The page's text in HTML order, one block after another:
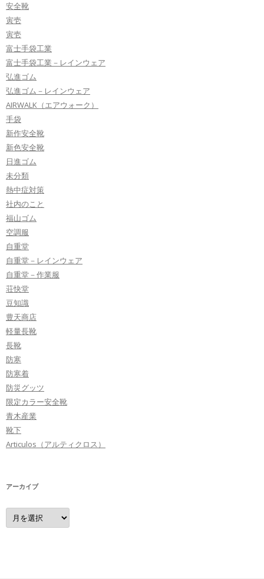
安全靴
寅壱
寅壱
富士手袋工業
富士手袋工業－レインウェア
弘進ゴム
弘進ゴム－レインウェア
AIRWALK（エアウォーク）
手袋
新作安全靴
新色安全靴
日進ゴム
未分類
熱中症対策
社内のこと
福山ゴム
空調服
自重堂
自重堂－レインウェア
自重堂－作業服
荘快堂
豆知識
豊天商店
軽量長靴
長靴
防寒
防寒着
防災グッツ
限定カラー安全靴
青木産業
靴下
Articulos（アルティクロス）
アーカイブ
ア
ー
カ